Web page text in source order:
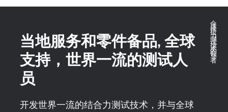
全球推拉力测试技术的领导者
当地服务和零件备品, 全球
支持，世界一流的测试人
员
开发世界一流的结合力测试技术，并与全球